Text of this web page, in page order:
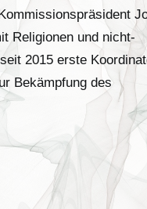
Religionen und nicht-
2015 erste
Bekämpfung des